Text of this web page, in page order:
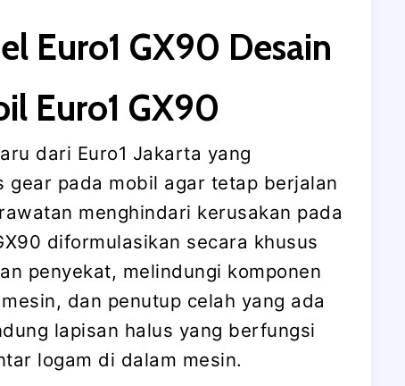
Euro1 GX90 Desain
Euro1 GX90
dari Euro1 Jakarta yang
gear pada mobil agar tetap berjalan
menghindari kerusakan pada
diformulasikan secara khusus
penyekat, melindungi komponen
dan penutup celah yang ada
lapisan halus yang berfungsi
logam di dalam mesin.